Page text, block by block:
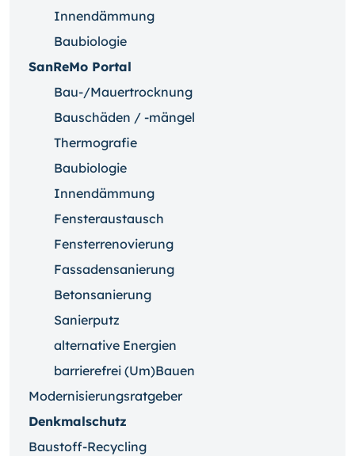
Innendämmung
Baubiologie
SanReMo Portal
Bau-/Mauertrocknung
Bauschäden / -mängel
Thermografie
Baubiologie
Innendämmung
Fensteraustausch
Fensterrenovierung
Fassadensanierung
Betonsanierung
Sanierputz
alternative Energien
barrierefrei (Um)Bauen
Modernisierungsratgeber
Denkmalschutz
Baustoff-Recycling